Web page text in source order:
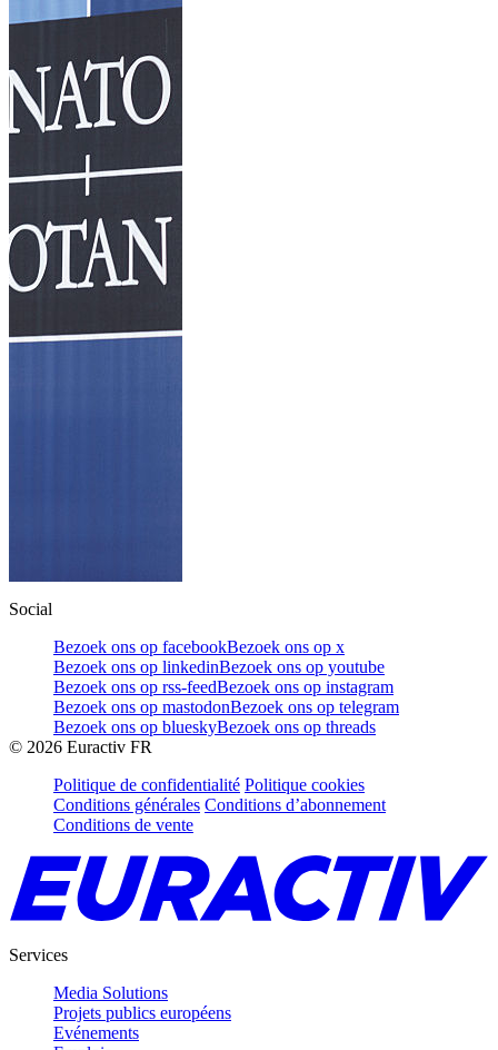
Social
Bezoek ons op facebookBezoek ons op x
Bezoek ons op linkedinBezoek ons op youtube
Bezoek ons op rss-feedBezoek ons op instagram
Bezoek ons op mastodonBezoek ons op telegram
Bezoek ons op blueskyBezoek ons op threads
© 2026 Euractiv FR
Politique de confidentialité Politique cookies
Conditions générales Conditions d’abonnement
Conditions de vente
Services
Media Solutions
Projets publics européens
Evénements